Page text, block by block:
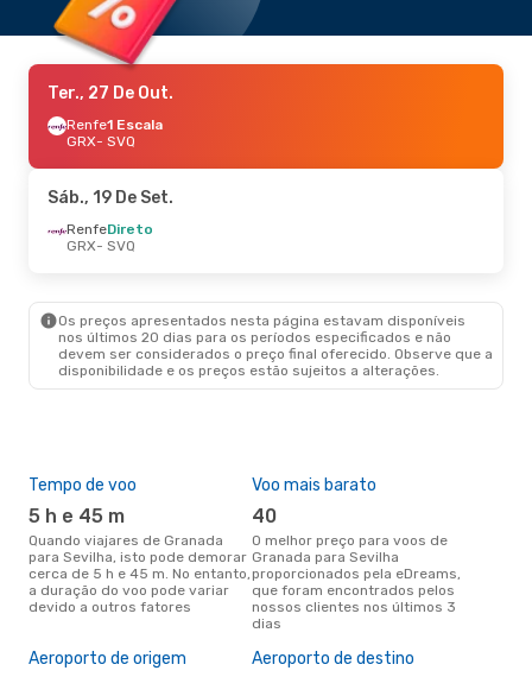
Ter., 27 De Out.
Renfe1 Escala
GRX- SVQ
Sáb., 19 De Set.
RenfeDireto
GRX- SVQ
Os preços apresentados nesta página estavam disponíveis
nos últimos 20 dias para os períodos especificados e não
devem ser considerados o preço final oferecido. Observe que a
disponibilidade e os preços estão sujeitos a alterações.
Tempo de voo
5 h e 45 m
Quando viajares de Granada
para Sevilha, isto pode demorar
cerca de 5 h e 45 m. No entanto,
a duração do voo pode variar
devido a outros fatores
Voo mais barato
40
O melhor preço para voos de
Granada para Sevilha
proporcionados pela eDreams,
que foram encontrados pelos
nossos clientes nos últimos 3
dias
Aeroporto de origem Aeroporto de destino